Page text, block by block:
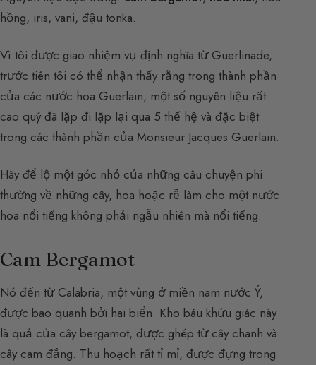
hồng, iris, vani, đậu tonka.
Vì tôi được giao nhiệm vụ định nghĩa từ Guerlinade,
trước tiên tôi có thể nhận thấy rằng trong thành phần
của các nước hoa Guerlain, một số nguyên liệu rất
cao quý đã lặp đi lặp lại qua 5 thế hệ và đặc biệt
trong các thành phần của Monsieur Jacques Guerlain.
Hãy để lộ một góc nhỏ của những câu chuyện phi
thường về những cây, hoa hoặc rễ làm cho một nước
hoa nổi tiếng không phải ngẫu nhiên mà nổi tiếng.
Cam Bergamot
Nó đến từ Calabria, một vùng ở miền nam nước Ý,
được bao quanh bởi hai biển. Kho báu khứu giác này
là quả của cây bergamot, được ghép từ cây chanh và
cây cam đắng. Thu hoạch rất tỉ mỉ, được đựng trong